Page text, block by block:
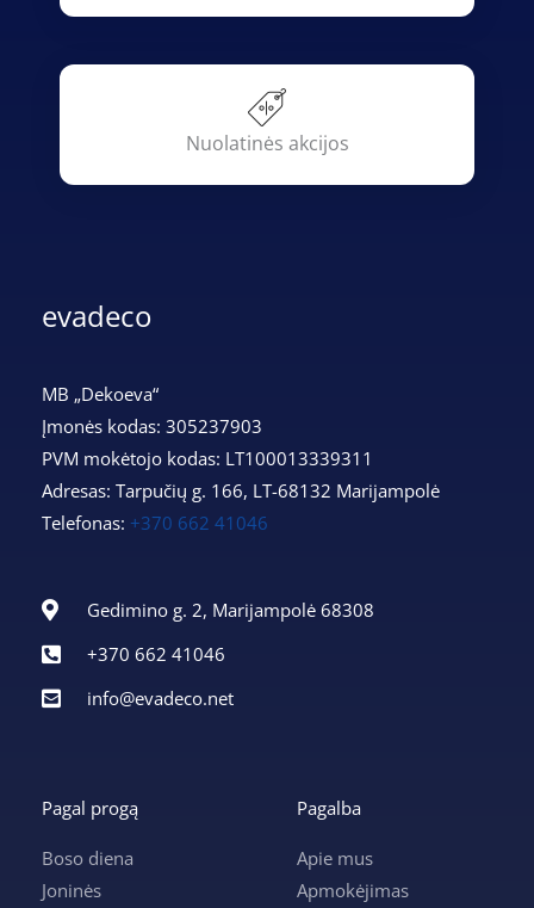
Nuolatinės akcijos
evadeco
MB „Dekoeva“
Įmonės kodas: 305237903
PVM mokėtojo kodas: LT100013339311
Adresas: Tarpučių g. 166, LT-68132 Marijampolė
Telefonas: +370 662 41046
Gedimino g. 2, Marijampolė 68308
+370 662 41046
info@evadeco.net
Pagal progą
Boso diena
Joninės
Pagalba
Apie mus
Apmokėjimas